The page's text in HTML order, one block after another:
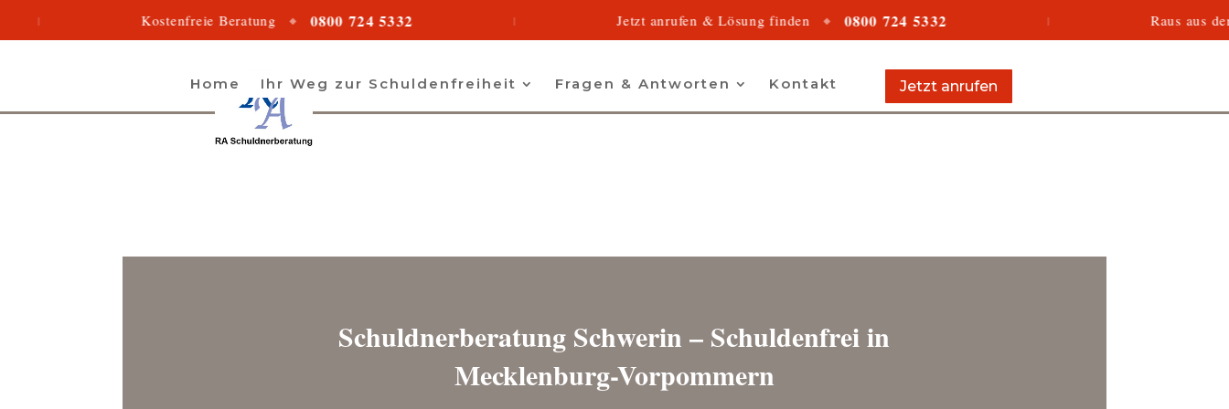
Kostenfreie Beratung ◆ 0800 724 5332 Jetzt anrufen & Lösung finden ◆ 0800 724 5332 Raus aus den
Jetzt anrufen
Home Ihr Weg zur Schuldenfreiheit Fragen & Antworten Kontakt
Schuldnerberatung Schwerin – Schuldenfrei in
Mecklenburg-Vorpommern